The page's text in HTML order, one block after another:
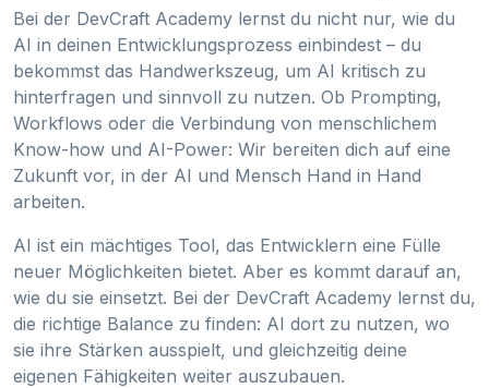
Bei der DevCraft Academy lernst du nicht nur, wie du
AI in deinen Entwicklungsprozess einbindest – du
bekommst das Handwerkszeug, um AI kritisch zu
hinterfragen und sinnvoll zu nutzen. Ob Prompting,
Workflows oder die Verbindung von menschlichem
Know-how und AI-Power: Wir bereiten dich auf eine
Zukunft vor, in der AI und Mensch Hand in Hand
arbeiten.
AI ist ein mächtiges Tool, das Entwicklern eine Fülle
neuer Möglichkeiten bietet. Aber es kommt darauf an,
wie du sie einsetzt. Bei der DevCraft Academy lernst du,
die richtige Balance zu finden: AI dort zu nutzen, wo
sie ihre Stärken ausspielt, und gleichzeitig deine
eigenen Fähigkeiten weiter auszubauen.